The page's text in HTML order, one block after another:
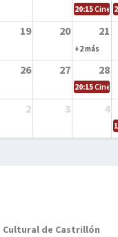
20:15Cine
19 20 21
+2 más
26 27 28
20:15Cine
2 3 4
Cultural de Castrillón